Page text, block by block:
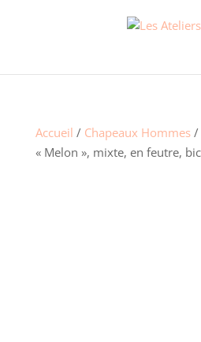
Accueil / Chapeaux Hommes/
« Melon », mixte, en feutre,